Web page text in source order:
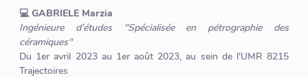
💻 GABRIELE Marzia
Ingénieure d’études "Spécialisée en pétrographie des
céramiques"
Du 1er avril 2023 au 1er août 2023, au sein de l'UMR 8215
Trajectoires